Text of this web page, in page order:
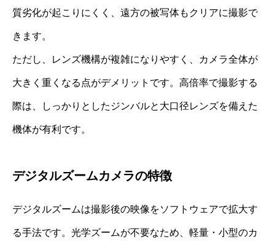
質劣化が起こりにくく、遠方の被写体もクリアに撮影で
きます。
ただし、レンズ機構が複雑になりやすく、カメラ全体が
大きく重くなる点がデメリットです。高倍率で撮影する
際は、しっかりとしたジンバルと大口径レンズを備えた
機体が有利です。
デジタルズームカメラの特徴
デジタルズームは撮影後の映像をソフトウェアで拡大す
る手法です。光学ズームが不要なため、軽量・小型のカ